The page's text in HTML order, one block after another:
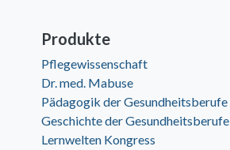
Produkte
Pflegewissenschaft
Dr. med. Mabuse
Pädagogik der Gesundheitsberufe
Geschichte der Gesundheitsberufe
Lernwelten Kongress